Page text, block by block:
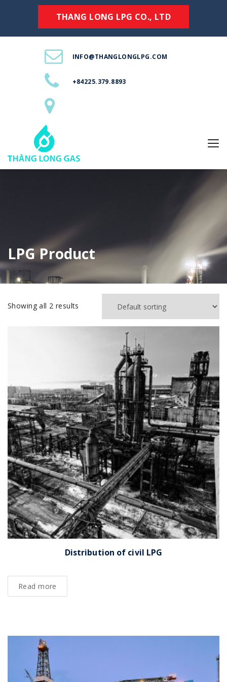
THANG LONG LPG CO., LTD
INFO@THANGLONGLPG.COM
+84225.379.8893
LPG Product
Showing all 2 results
Distribution of civil LPG
Read more